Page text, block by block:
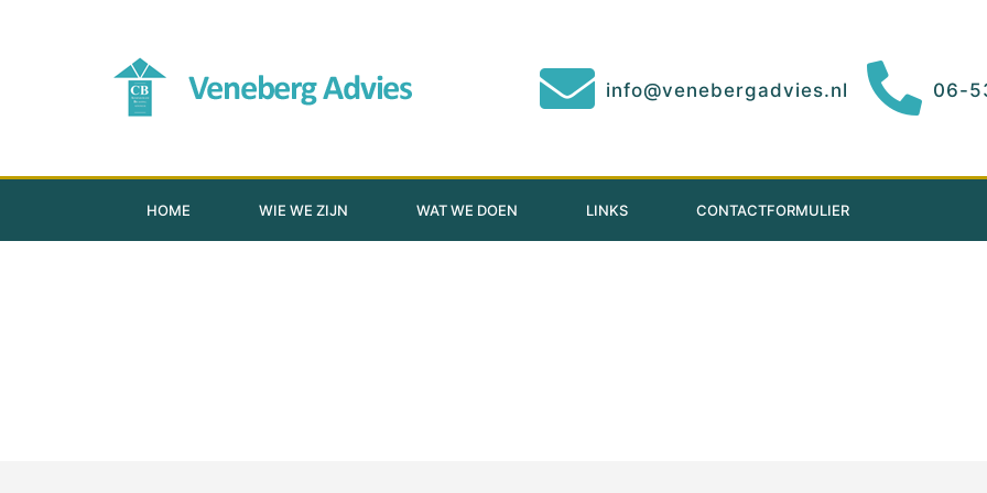
info@venebergadvies.nl 06-
HOME WIE WE ZIJN WAT WE DOEN LINKS CONTACTFORMULIER